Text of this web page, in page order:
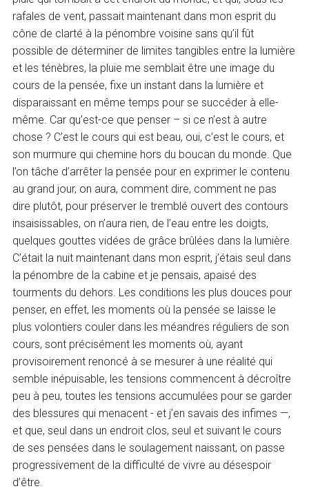
rafales de vent, passait maintenant dans mon esprit du
cône de clarté à la pénombre voisine sans qu’il fût
possible de déterminer de limites tangibles entre la lumière
et les ténèbres, la pluie me semblait être une image du
cours de la pensée, fixe un instant dans la lumière et
disparaissant en même temps pour se succéder à elle-
même. Car qu’est-ce que penser – si ce n’est à autre
chose ? C’est le cours qui est beau, oui, c’est le cours, et
son murmure qui chemine hors du boucan du monde. Que
l’on tâche d’arrêter la pensée pour en exprimer le contenu
au grand jour, on aura, comment dire, comment ne pas
dire plutôt, pour préserver le tremblé ouvert des contours
insaisissables, on n’aura rien, de l’eau entre les doigts,
quelques gouttes vidées de grâce brûlées dans la lumière.
C’était la nuit maintenant dans mon esprit, j’étais seul dans
la pénombre de la cabine et je pensais, apaisé des
tourments du dehors. Les conditions les plus douces pour
penser, en effet, les moments où la pensée se laisse le
plus volontiers couler dans les méandres réguliers de son
cours, sont précisément les moments où, ayant
provisoirement renoncé à se mesurer à une réalité qui
semble inépuisable, les tensions commencent à décroître
peu à peu, toutes les tensions accumulées pour se garder
des blessures qui menacent - et j’en savais des infimes —,
et que, seul dans un endroit clos, seul et suivant le cours
de ses pensées dans le soulagement naissant, on passe
progressivement de la difficulté de vivre au désespoir
d’être.